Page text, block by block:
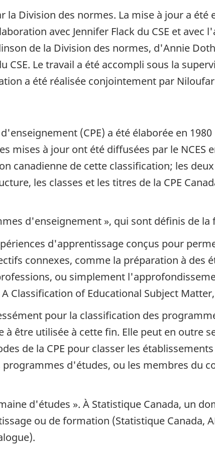
la Division des normes. La mise à jour a
avec Jennifer Flack du CSE et avec
de la Division des normes, d'Annie
CSE. Le travail a été accompli sous la
a été réalisée conjointement par
(CPE) a été élaborée en
mises à jour ont été diffusées par le NCES
canadienne de cette classification; les
les classes et les titres de la CPE
d'enseignement », qui sont définis de la
d'apprentissage conçus pour
connexes, comme la préparation à des
ou simplement
Classification of Educational Subject Matter,
pour la classification des
être utilisée à cette fin. Elle peut en outre
de la CPE pour classer les
d'études, ou les membres du
d'études ». À Statistique Canada, un
ou de formation (Statistique Canada,